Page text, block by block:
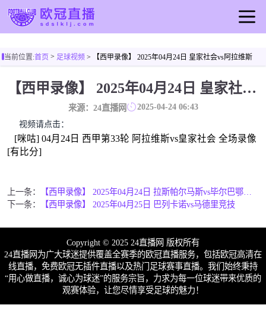
足球直播
当前位置:首页> 足球视频 > 【西甲录像】 2025年04月24日 皇家社会vs阿拉维斯
【西甲录像】 2025年04月24日 皇家社会vs阿拉维斯
来源：24直播网 2025-04-24 06:43
视频请点击：
[咪咕] 04月24日 西甲第33轮 阿拉维斯vs皇家社会 全场录像
[有比分]
上一条：
【西甲录像】 2025年04月24日 拉斯帕尔马斯vs毕尔巴鄂竞技
下一条：
【西甲录像】 2025年04月25日 巴列卡诺vs马德里竞技
Copyright © 2025 24直播网 版权所有
24直播网为广大球迷提供覆盖全赛季的欧冠直播服务，包括欧冠高清在
线直播，免费欧冠无插件直播以及热门足球赛事直播。我们始终秉持
“用心做直播，诚心为球迷”的服务宗旨，力求为每一位球迷带来优质的
观赛体验，让您尽情享受足球的魅力！